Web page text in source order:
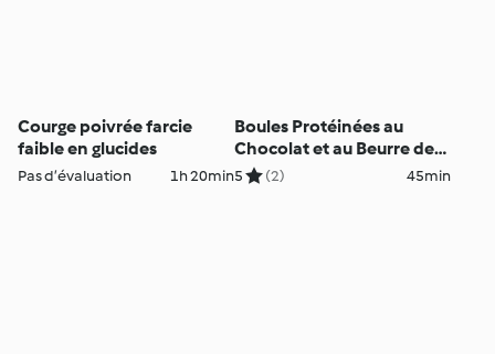
Courge poivrée farcie
faible en glucides
Pas d’évaluation 1h 20min
Boules Protéinées au
Chocolat et au Beurre de
Cacahuète
5 (2) 45min